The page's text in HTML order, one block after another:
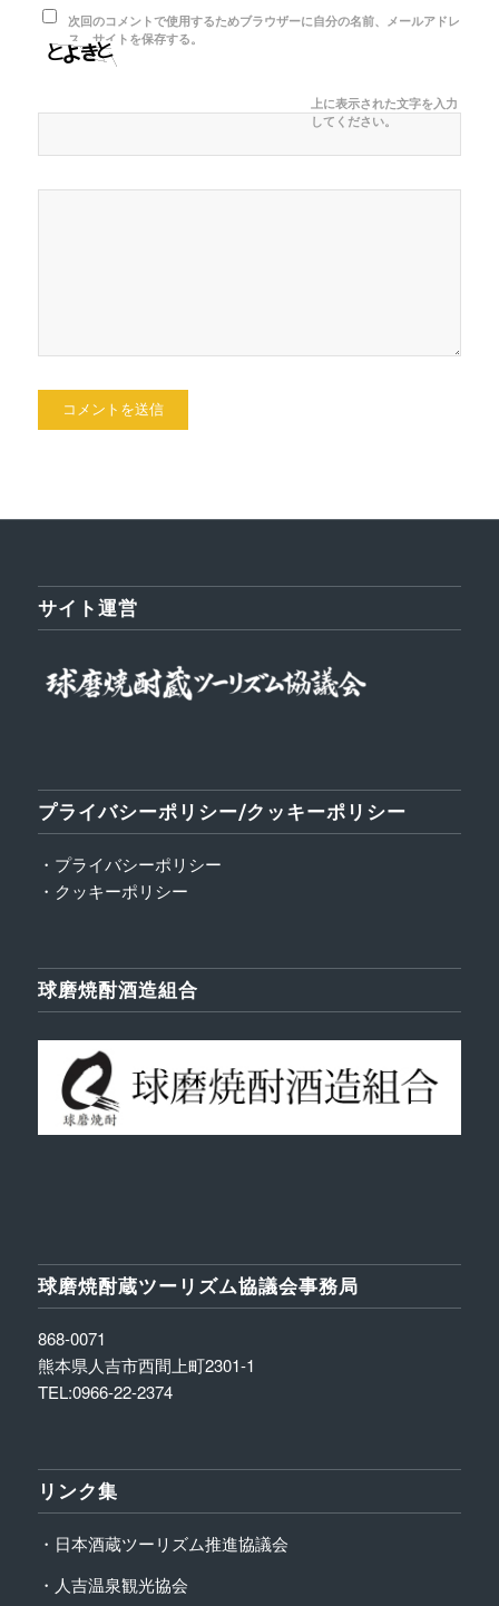
次回のコメントで使用するためブラウザーに自分の名前、メールアドレ
ス、サイトを保存する。
上に表示された文字を入力
してください。
サイト運営
プライバシーポリシー/クッキーポリシー
・プライバシーポリシー
・クッキーポリシー
球磨焼酎酒造組合
球磨焼酎蔵ツーリズム協議会事務局
868-0071
熊本県人吉市西間上町2301-1
TEL:0966-22-2374
リンク集
・日本酒蔵ツーリズム推進協議会
・人吉温泉観光協会